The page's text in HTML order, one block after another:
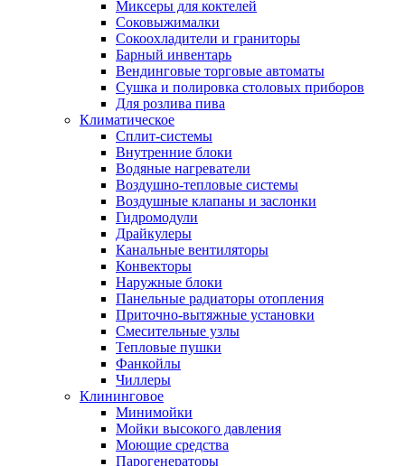
Миксеры для коктелей
Соковыжималки
Сокоохладители и граниторы
Барный инвентарь
Вендинговые торговые автоматы
Сушка и полировка столовых приборов
Для розлива пива
Климатическое
Сплит-системы
Внутренние блоки
Водяные нагреватели
Воздушно-тепловые системы
Воздушные клапаны и заслонки
Гидромодули
Драйкулеры
Канальные вентиляторы
Конвекторы
Наружные блоки
Панельные радиаторы отопления
Приточно-вытяжные установки
Смесительные узлы
Тепловые пушки
Фанкойлы
Чиллеры
Клининговое
Минимойки
Мойки высокого давления
Моющие средства
Парогенераторы